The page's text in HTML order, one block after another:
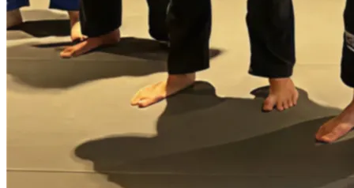
41°02′N · 29°01′E — İSTANBUL / TR